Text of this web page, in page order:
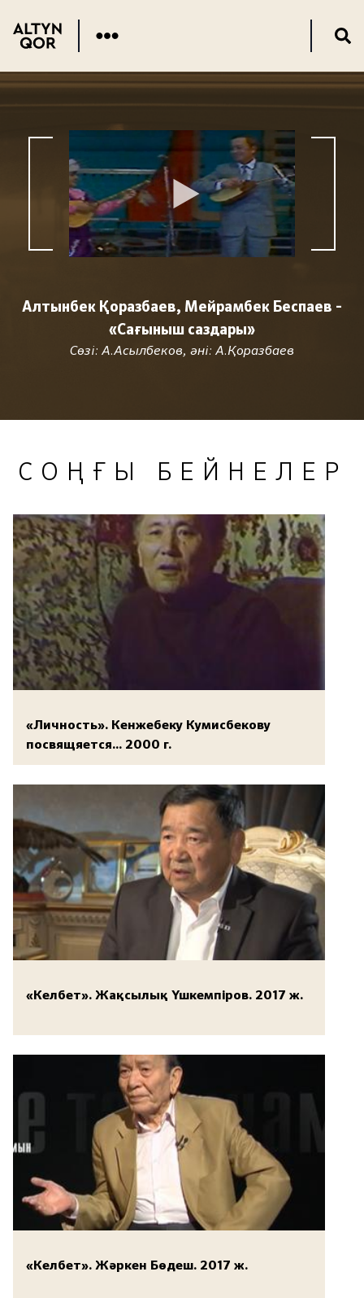
Алтынбек Қоразбаев, Мейрамбек Беспаев -
«Сағыныш саздары»
Сөзі: А.Асылбеков, әні: А.Қоразбаев
СОҢҒЫ БЕЙНЕЛЕР
«Личность». Кенжебеку Кумисбекову
посвящяется... 2000 г.
«Келбет». Жақсылық Үшкемпіров. 2017 ж.
«Келбет». Жәркен Бөдеш. 2017 ж.